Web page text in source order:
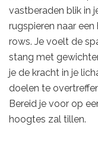
vastberaden blik in
rugspieren naar
rows. Je voelt de
stang met
je de kracht in je
doelen te
Bereid je voor op
hoogtes zal tillen.